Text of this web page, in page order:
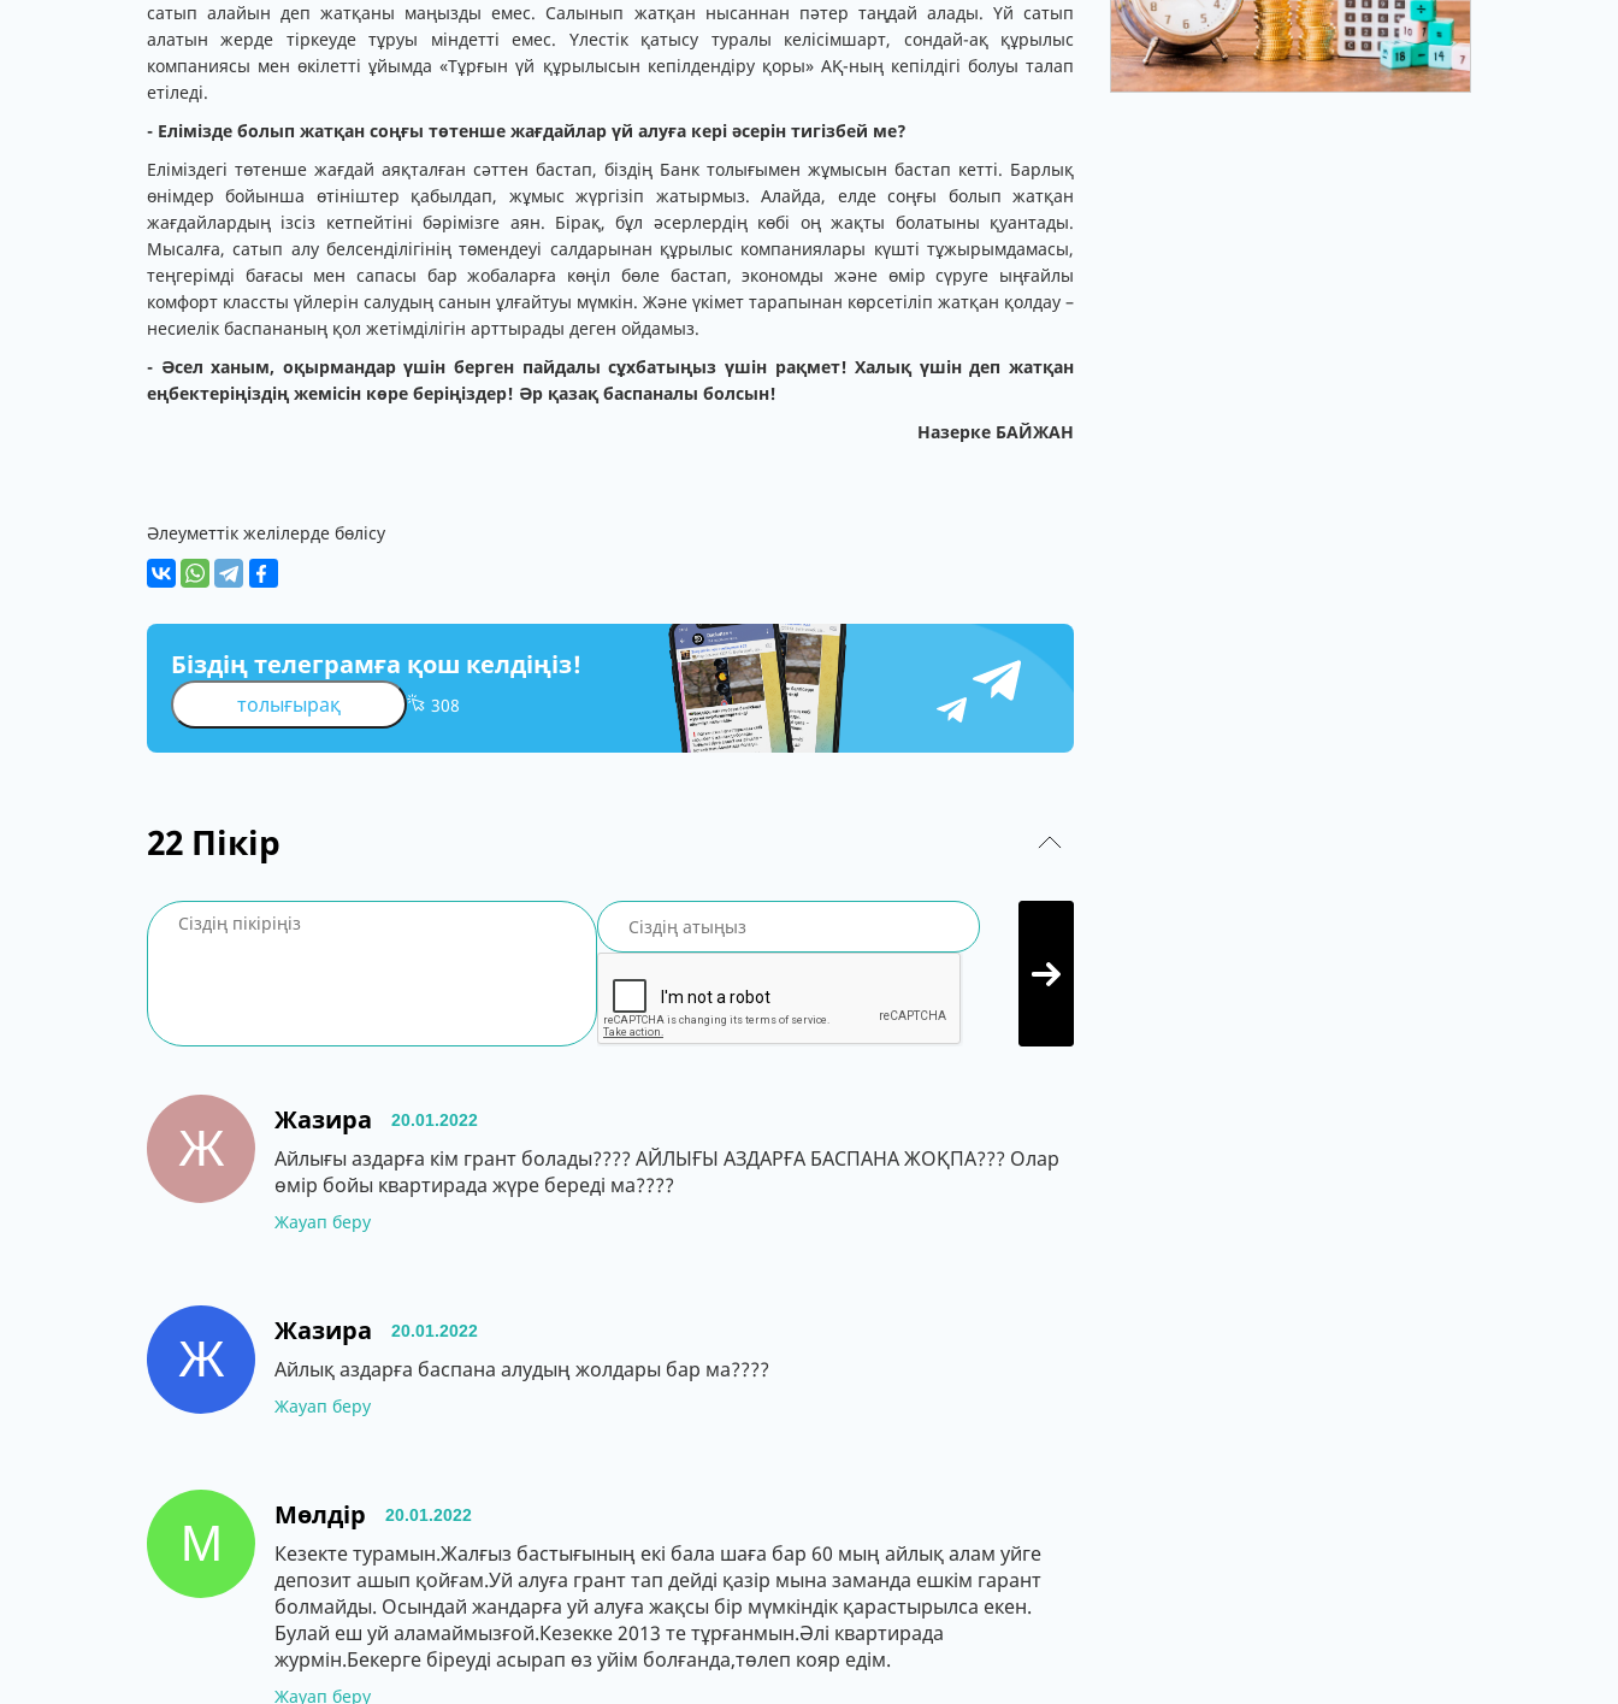
сатып алайын деп жатқаны маңызды емес. Салынып жатқан нысаннан пәтер таңдай алады. Үй сатып
алатын жерде тіркеуде тұруы міндетті емес. Үлестік қатысу туралы келісімшарт, сондай-ақ құрылыс
компаниясы мен өкілетті ұйымда «Тұрғын үй құрылысын кепілдендіру қоры» АҚ-ның кепілдігі болуы талап
етіледі.
- Елімізде болып жатқан соңғы төтенше жағдайлар үй алуға кері әсерін тигізбей ме?
Еліміздегі төтенше жағдай аяқталған сәттен бастап, біздің Банк толығымен жұмысын бастап кетті. Барлық
өнімдер бойынша өтініштер қабылдап, жұмыс жүргізіп жатырмыз. Алайда, елде соңғы болып жатқан
жағдайлардың ізсіз кетпейтіні бәрімізге аян. Бірақ, бұл әсерлердің көбі оң жақты болатыны қуантады.
Мысалға, сатып алу белсенділігінің төмендеуі салдарынан құрылыс компаниялары күшті тұжырымдамасы,
теңгерімді бағасы мен сапасы бар жобаларға көңіл бөле бастап, экономды және өмір сүруге ыңғайлы
комфорт классты үйлерін салудың санын ұлғайтуы мүмкін. Және үкімет тарапынан көрсетіліп жатқан қолдау –
несиелік баспананың қол жетімділігін арттырады деген ойдамыз.
- Әсел ханым, оқырмандар үшін берген пайдалы сұхбатыңыз үшін рақмет! Халық үшін деп жатқан
еңбектеріңіздің жемісін көре беріңіздер! Әр қазақ баспаналы болсын!
Назерке БАЙЖАН
Әлеуметтік желілерде бөлісу
Біздің телеграмға қош келдіңіз!
толығырақ 308
22 Пікір
Ж
Жазира 20.01.2022
Айлығы аздарға кім грант болады???? АЙЛЫҒЫ АЗДАРҒА БАСПАНА ЖОҚПА??? Олар
өмір бойы квартирада жүре береді ма????
Жауап беру
Ж
Жазира 20.01.2022
Айлық аздарға баспана алудың жолдары бар ма????
Жауап беру
М
Мөлдір 20.01.2022
Кезекте турамын.Жалғыз бастығының екі бала шаға бар 60 мың айлық алам уйге
депозит ашып қойғам.Уй алуға грант тап дейді қазір мына заманда ешкім гарант
болмайды. Осындай жандарға уй алуға жақсы бір мүмкіндік қарастырылса екен.
Булай еш уй аламаймызғой.Кезекке 2013 те тұрғанмын.Әлі квартирада
журмін.Бекерге біреуді асырап өз уйім болғанда,төлеп кояр едім.
Жауап беру